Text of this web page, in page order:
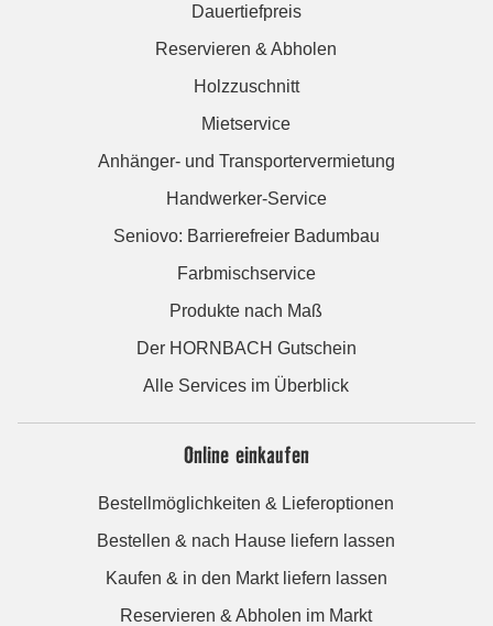
Dauertiefpreis
Reservieren & Abholen
Holzzuschnitt
Mietservice
Anhänger- und Transportervermietung
Handwerker-Service
Seniovo: Barrierefreier Badumbau
Farbmischservice
Produkte nach Maß
Der HORNBACH Gutschein
Alle Services im Überblick
Online einkaufen
Bestellmöglichkeiten & Lieferoptionen
Bestellen & nach Hause liefern lassen
Kaufen & in den Markt liefern lassen
Reservieren & Abholen im Markt